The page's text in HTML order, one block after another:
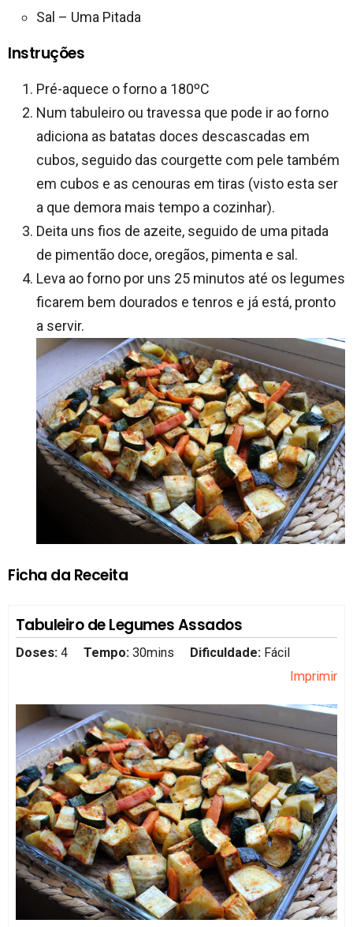
Sal – Uma Pitada
Instruções
Pré-aquece o forno a 180ºC
Num tabuleiro ou travessa que pode ir ao forno
adiciona as batatas doces descascadas em
cubos, seguido das courgette com pele também
em cubos e as cenouras em tiras (visto esta ser
a que demora mais tempo a cozinhar).
Deita uns fios de azeite, seguido de uma pitada
de pimentão doce, oregãos, pimenta e sal.
Leva ao forno por uns 25 minutos até os legumes
ficarem bem dourados e tenros e já está, pronto
a servir.
Ficha da Receita
Tabuleiro de Legumes Assados
Doses: 4 Tempo: 30mins Dificuldade: Fácil
Imprimir